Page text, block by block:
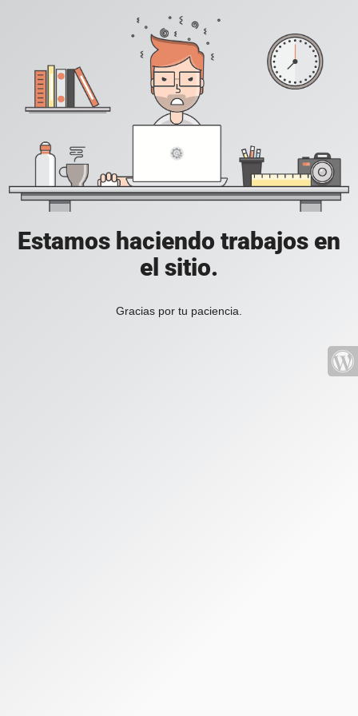
Estamos haciendo trabajos en
el sitio.
Gracias por tu paciencia.